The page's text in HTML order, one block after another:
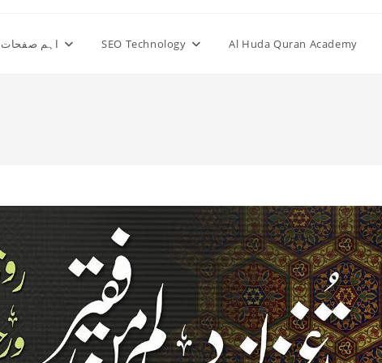
اہم صفحات SEO Technology Al Huda Quran Academy